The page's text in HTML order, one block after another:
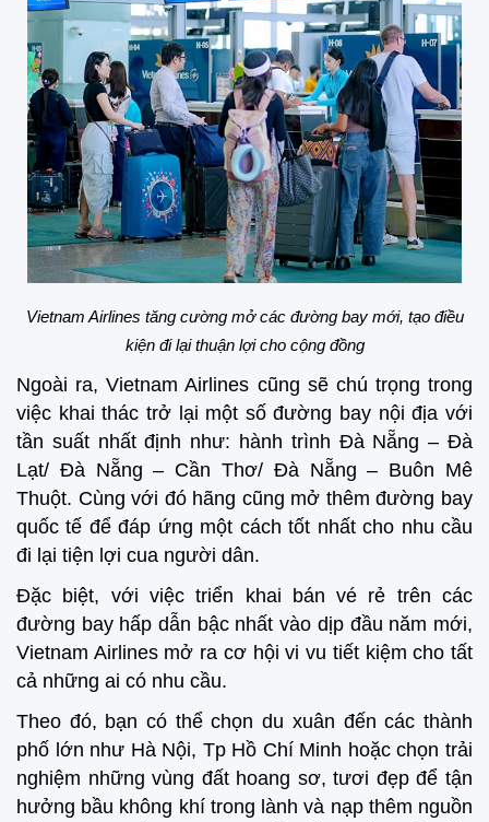
Vietnam Airlines tăng cường mở các đường bay mới, tạo điều
kiện đi lại thuận lợi cho cộng đồng
Ngoài ra, Vietnam Airlines cũng sẽ chú trọng trong
việc khai thác trở lại một số đường bay nội địa với
tần suất nhất định như: hành trình Đà Nẵng – Đà
Lạt/ Đà Nẵng – Cần Thơ/ Đà Nẵng – Buôn Mê
Thuột. Cùng với đó hãng cũng mở thêm đường bay
quốc tế để đáp ứng một cách tốt nhất cho nhu cầu
đi lại tiện lợi cua người dân.
Đặc biệt, với việc triển khai bán vé rẻ trên các
đường bay hấp dẫn bậc nhất vào dịp đầu năm mới,
Vietnam Airlines mở ra cơ hội vi vu tiết kiệm cho tất
cả những ai có nhu cầu.
Theo đó, bạn có thể chọn du xuân đến các thành
phố lớn như Hà Nội, Tp Hồ Chí Minh hoặc chọn trải
nghiệm những vùng đất hoang sơ, tươi đẹp để tận
hưởng bầu không khí trong lành và nạp thêm nguồn